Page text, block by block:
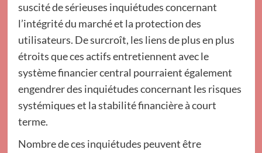
suscité de sérieuses inquiétudes concernant
l’intégrité du marché et la protection des
utilisateurs. De surcroît, les liens de plus en plus
étroits que ces actifs entretiennent avec le
système financier central pourraient également
engendrer des inquiétudes concernant les risques
systémiques et la stabilité financière à court
terme.
Nombre de ces inquiétudes peuvent être